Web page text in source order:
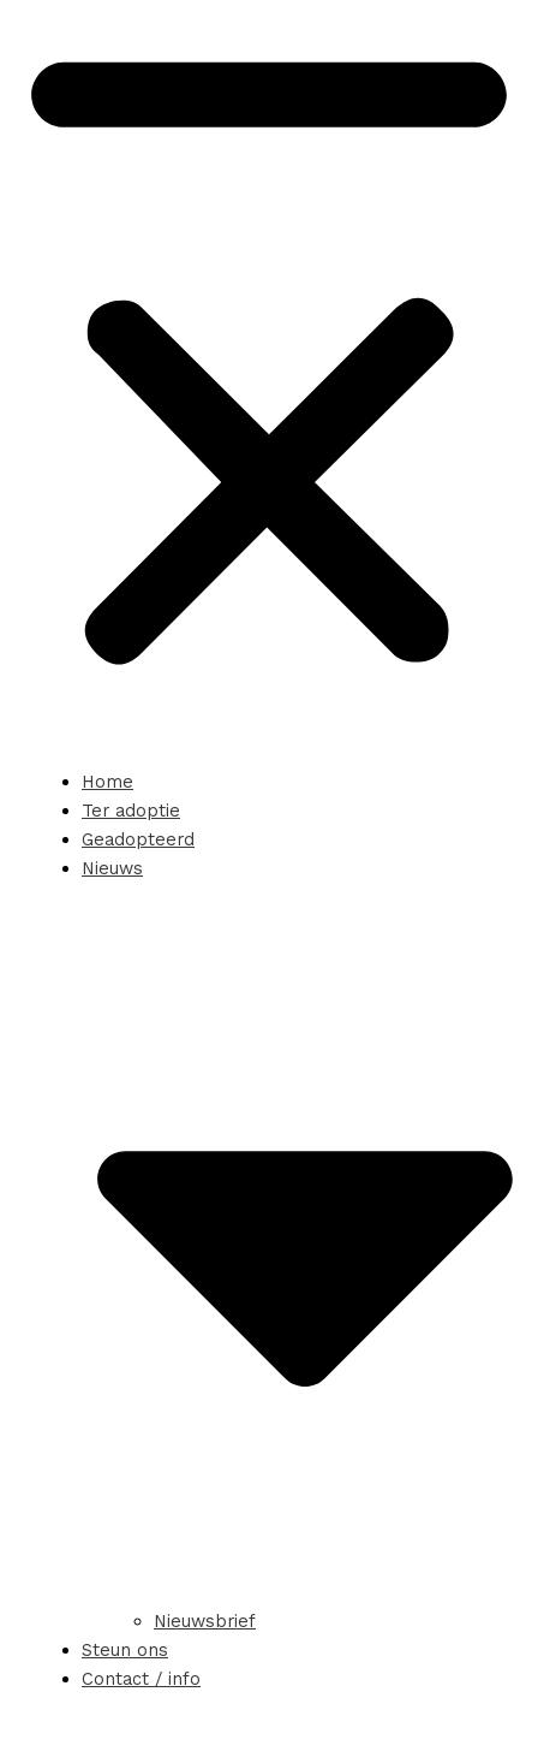
Home
Ter adoptie
Geadopteerd
Nieuws
Nieuwsbrief
Steun ons
Contact / info